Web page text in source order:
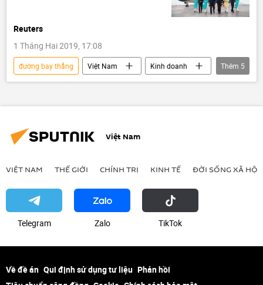
Reuters
1 Tháng Hai 2019, 17:08
đường bay thẳng Việt Nam
Kinh doanh
Boeing
Airbus
Vietnam Airlines
Thêm 5
Việt Nam
VIỆT NAM THẾ GIỚI CHÍNH TRỊ KINH TẾ ĐỜI SỐNG XÃ HỘI
Telegram Zalo ТikТоk
Về đề án Qui định sử dụng tư liệu Phản hồi